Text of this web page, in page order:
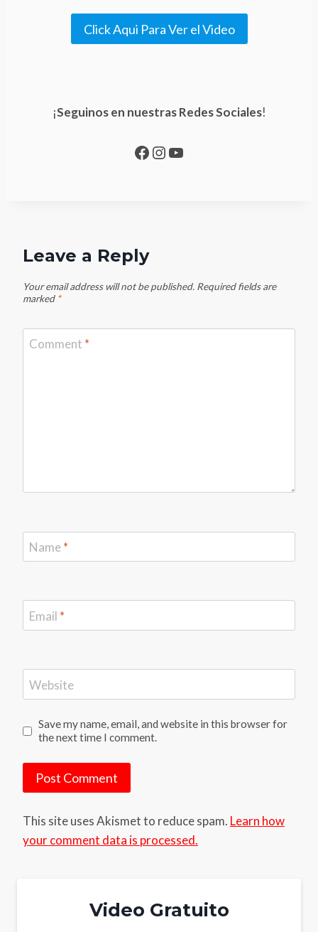
Click Aqui Para Ver el Video
¡Seguinos en nuestras Redes Sociales!
Facebook Instagram YouTube
Leave a Reply
Your email address will not be published. Required fields are
marked *
Comment *
Name*
Email *
Website
Save my name, email, and website in this browser for
the next time I comment.
This site uses Akismet to reduce spam. Learn how
your comment data is processed.
Video Gratuito